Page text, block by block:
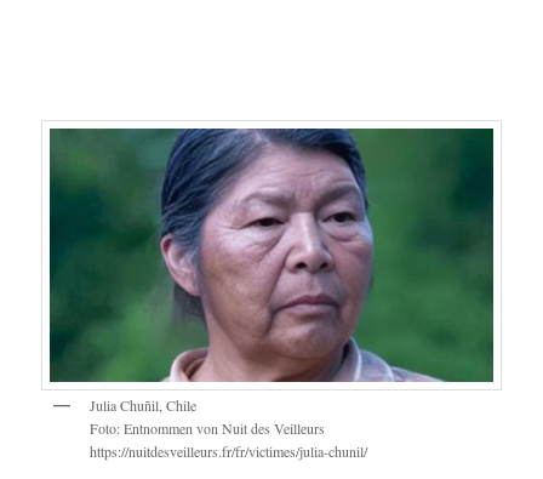
Julia Chuñil, Chile
Foto: Entnommen von Nuit des Veilleurs
https://nuitdesveilleurs.fr/fr/victimes/julia-chunil/